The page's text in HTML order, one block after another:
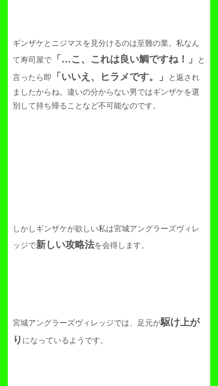
ギンザケとニジマスを見分けるのは至難の業。私なん
て寿司屋で
「…こ、これは良い鯛ですね！」 と
言ったら即 「いいえ、ヒラメです。」
と返され
ましたからね。違いの分からない男ではギンザケを選
別して持ち帰ることなど不可能なのです。
しかしギンザケが欲しい私は宮城アングラーズヴィレ
ッジで新しい攻略法を会得します。
宮城アングラーズヴィレッジでは、足元が駆け上が
り になっているようです。